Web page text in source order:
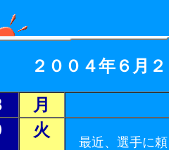
２００４年６月
月
火
最近、選手に頼